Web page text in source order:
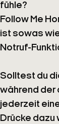
fühle?
Follow Me
ist sowas
Notruf-
Solltest du
während der
jederzeit
Drücke dazu